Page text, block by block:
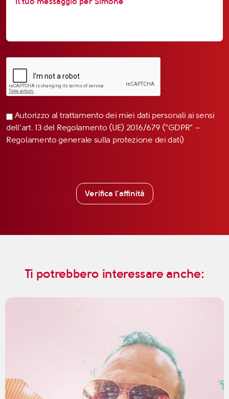
Autorizzo al trattamento dei miei dati personali ai sensi
dell’art. 13 del Regolamento (UE) 2016/679 (“GDPR” –
Regolamento generale sulla protezione dei dati)
Verifica l'affinità
Ti potrebbero interessare anche: